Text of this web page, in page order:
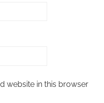
website in this browser